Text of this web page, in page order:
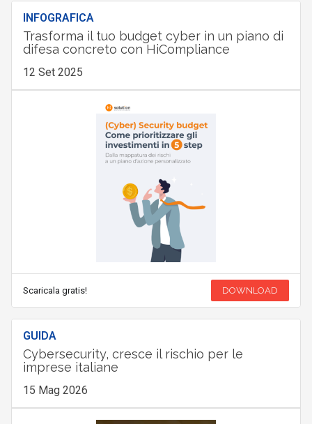
INFOGRAFICA
Trasforma il tuo budget cyber in un piano di
difesa concreto con HiCompliance
12 Set 2025
Scaricala gratis! DOWNLOAD
GUIDA
Cybersecurity, cresce il rischio per le
imprese italiane
15 Mag 2026